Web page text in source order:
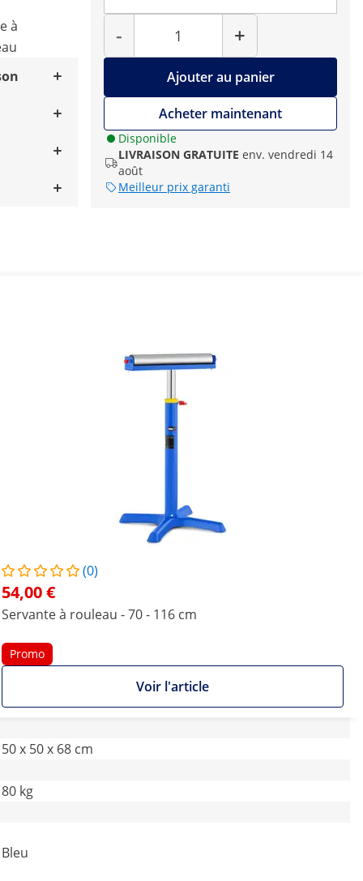
-
Quantité
+
Ajouter au panier
Acheter maintenant
Disponible
LIVRAISON GRATUITE env. vendredi 14
août
Meilleur prix garanti
à
(0)
54,00 €
Servante à rouleau - 70 - 116 cm
Promo
Voir l'article
50 x 50 x 68 cm
80 kg
Bleu